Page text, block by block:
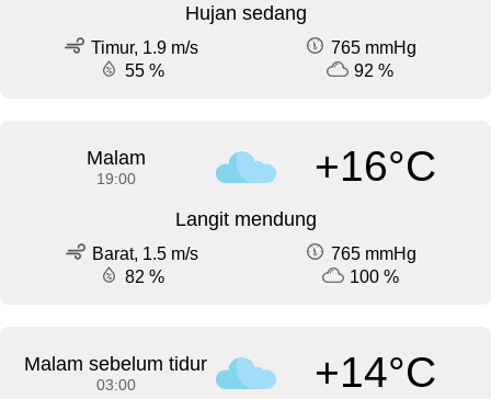
Hujan sedang
Timur, 1.9 m/s
765 mmHg
55 %
92 %
Malam
19:00 +16°C
Langit mendung
Barat, 1.5 m/s
765 mmHg
82 %
100 %
Malam sebelum tidur
03:00 +14°C